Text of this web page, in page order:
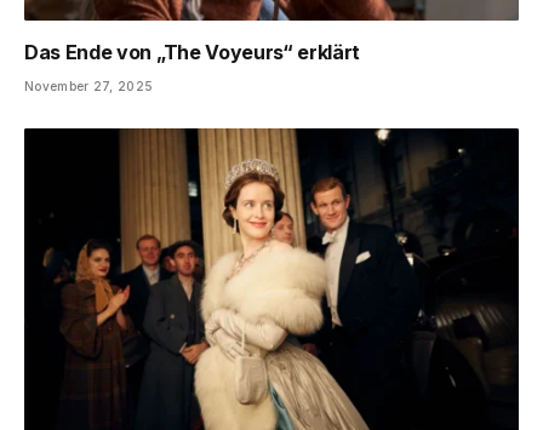
Das Ende von „The Voyeurs“ erklärt
November 27, 2025